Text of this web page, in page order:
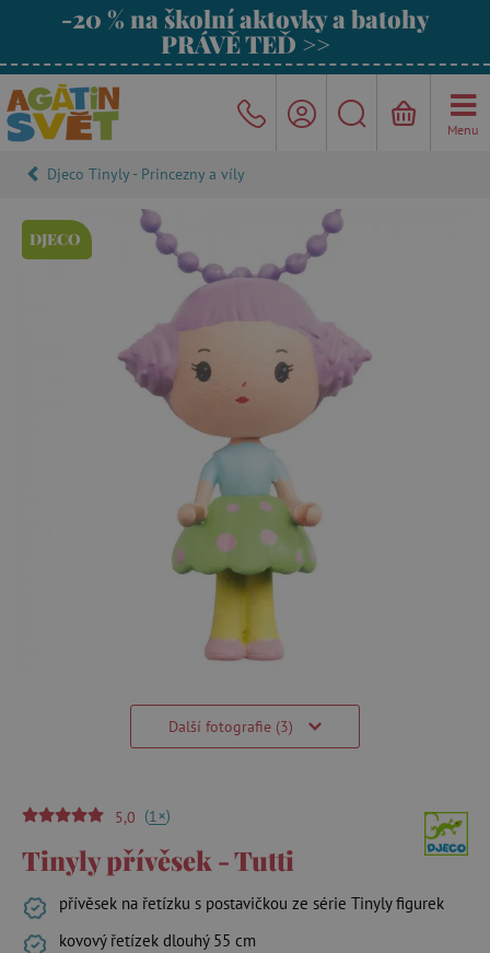
-20 % na školní aktovky a batohy
PRÁVĚ TEĎ >>
Menu
Djeco Tinyly - Princezny a víly
DJECO
Další fotografie (3)
5,0 (1+)
Tinyly přívěsek - Tutti
přívěsek na řetízku s postavičkou ze série Tinyly figurek
kovový řetízek dlouhý 55 cm